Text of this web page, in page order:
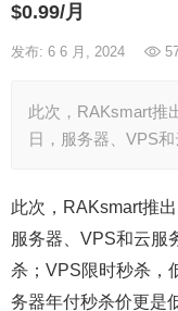
$0.99/月
发布: 6 6 月, 2024
此次，RAKsmart推
日，服务器、VPS
此次，RAKsmart推
服务器、VPS和云服
杀；VPS限时秒杀，
务器年付秒杀价更是